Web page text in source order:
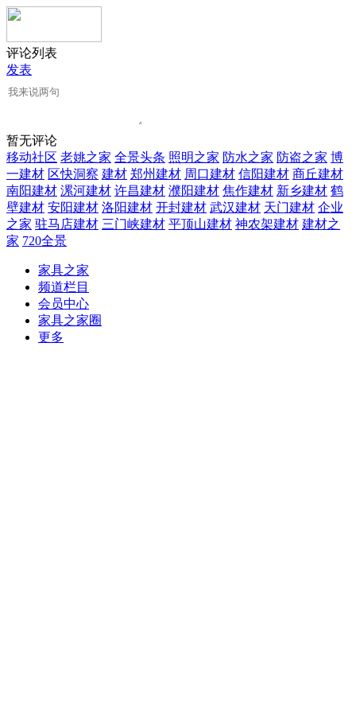
评论列表
发表
暂无评论
移动社区 老姚之家 全景头条 照明之家 防水之家 防盗之家 博
一建材 区快洞察 建材 郑州建材 周口建材 信阳建材 商丘建材
南阳建材 漯河建材 许昌建材 濮阳建材 焦作建材 新乡建材 鹤
壁建材 安阳建材 洛阳建材 开封建材 武汉建材 天门建材 企业
之家 驻马店建材 三门峡建材 平顶山建材 神农架建材 建材之
家 720全景
家具之家
频道栏目
会员中心
家具之家圈
更多